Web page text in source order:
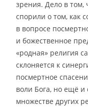
зрения. Дело в том,
спорили о том, как
в вопросе
и божественное
«родная» религия
склоняется к
посмертное
воли Бога, но ещё и
множестве других